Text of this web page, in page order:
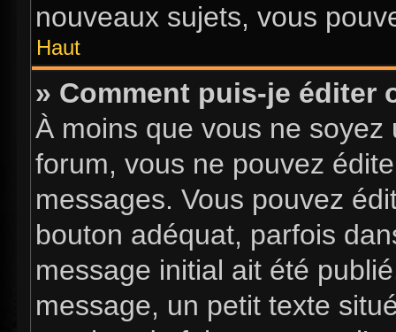
nouveaux sujets, vous
Haut
» Comment puis-je éditer
À moins que vous ne
forum, vous ne pouvez
messages. Vous pouvez
bouton adéquat, parfois
message initial ait été
message, un petit texte